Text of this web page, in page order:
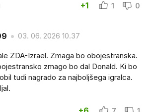
+1 1 0
03. 06. 2026 10.37
ZDA-Izrael. Zmaga bo obojestranska.
zmago bo dal Donald. Ki bo
tudi nagrado za najboljšega igralca.